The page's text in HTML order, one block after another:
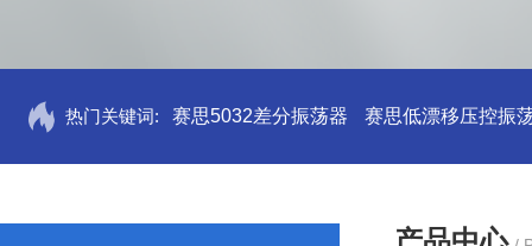
热门关键词: 赛思5032差分振荡器 赛思低漂移压控振